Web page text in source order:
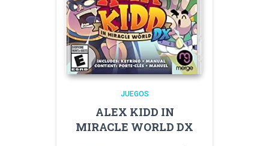
JUEGOS
ALEX KIDD IN
MIRACLE WORLD DX